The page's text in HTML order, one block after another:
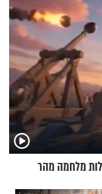
מלחמה מהר